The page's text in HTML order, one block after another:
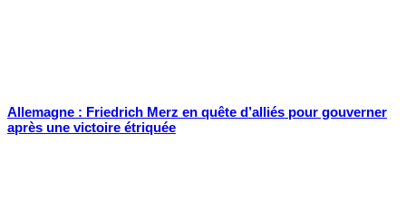
Allemagne : Friedrich Merz en quête d’alliés pour gouverner
après une victoire étriquée